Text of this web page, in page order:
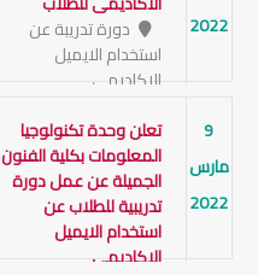
2022
دورة تدريبة عن
استخدام الايميل
الاكاديمى
9
مارس
2022
تعلن وحدة تكنولوجيا
المعلومات بكلية الفنون
الجميلة عن عمل دورة
تدريبية للطلاب عن
استخدام الايميل
الاكاديمي